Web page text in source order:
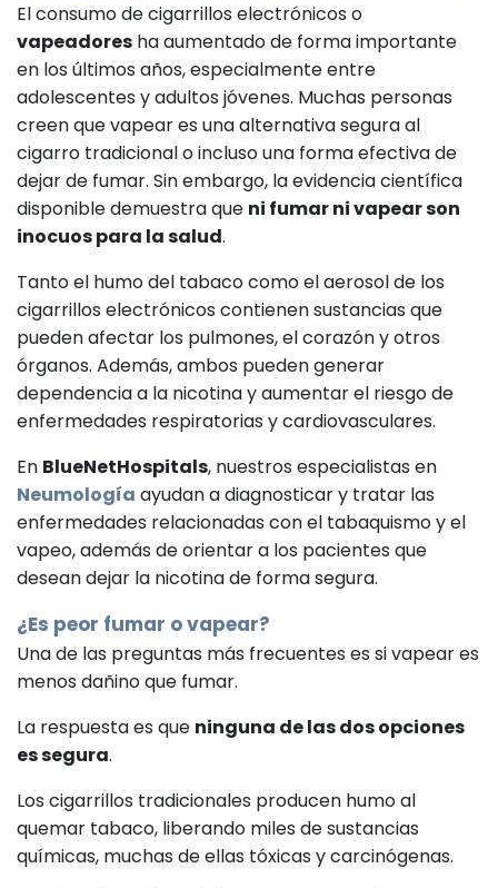
El consumo de cigarrillos electrónicos o
vapeadores ha aumentado de forma importante
en los últimos años, especialmente entre
adolescentes y adultos jóvenes. Muchas personas
creen que vapear es una alternativa segura al
cigarro tradicional o incluso una forma efectiva de
dejar de fumar. Sin embargo, la evidencia científica
disponible demuestra que ni fumar ni vapear son
inocuos para la salud.
Tanto el humo del tabaco como el aerosol de los
cigarrillos electrónicos contienen sustancias que
pueden afectar los pulmones, el corazón y otros
órganos. Además, ambos pueden generar
dependencia a la nicotina y aumentar el riesgo de
enfermedades respiratorias y cardiovasculares.
En BlueNetHospitals, nuestros especialistas en
Neumología ayudan a diagnosticar y tratar las
enfermedades relacionadas con el tabaquismo y el
vapeo, además de orientar a los pacientes que
desean dejar la nicotina de forma segura.
¿Es peor fumar o vapear?
Una de las preguntas más frecuentes es si vapear es
menos dañino que fumar.
La respuesta es que ninguna de las dos opciones
es segura.
Los cigarrillos tradicionales producen humo al
quemar tabaco, liberando miles de sustancias
químicas, muchas de ellas tóxicas y carcinógenas.